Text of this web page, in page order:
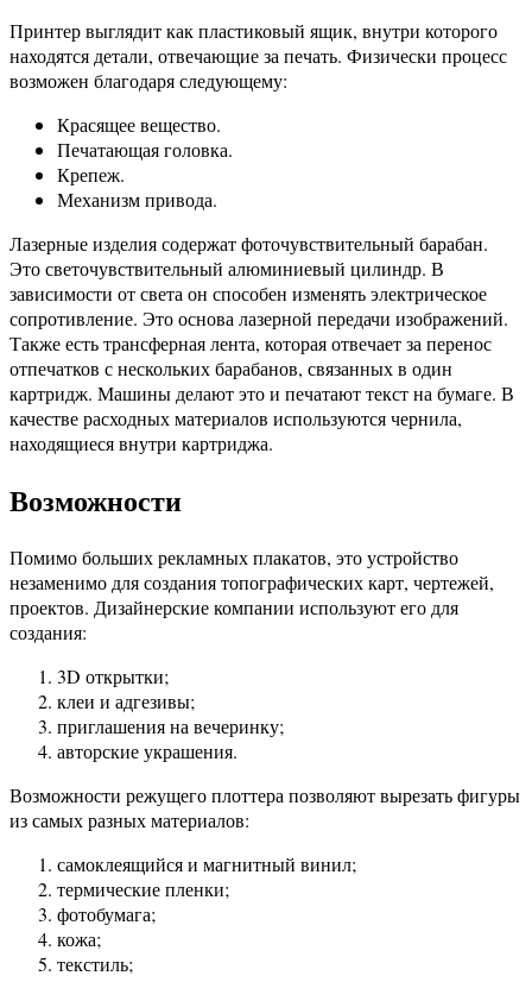
Принтер выглядит как пластиковый ящик, внутри которого
находятся детали, отвечающие за печать. Физически процесс
возможен благодаря следующему:
Красящее вещество.
Печатающая головка.
Крепеж.
Механизм привода.
Лазерные изделия содержат фоточувствительный барабан.
Это светочувствительный алюминиевый цилиндр. В
зависимости от света он способен изменять электрическое
сопротивление. Это основа лазерной передачи изображений.
Также есть трансферная лента, которая отвечает за перенос
отпечатков с нескольких барабанов, связанных в один
картридж. Машины делают это и печатают текст на бумаге. В
качестве расходных материалов используются чернила,
находящиеся внутри картриджа.
Возможности
Помимо больших рекламных плакатов, это устройство
незаменимо для создания топографических карт, чертежей,
проектов. Дизайнерские компании используют его для
создания:
3D открытки;
клеи и адгезивы;
приглашения на вечеринку;
авторские украшения.
Возможности режущего плоттера позволяют вырезать фигуры
из самых разных материалов:
самоклеящийся и магнитный винил;
термические пленки;
фотобумага;
кожа;
текстиль;